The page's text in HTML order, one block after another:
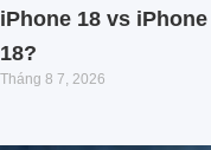
iPhone 18 vs
18?
Tháng 8 7, 2026